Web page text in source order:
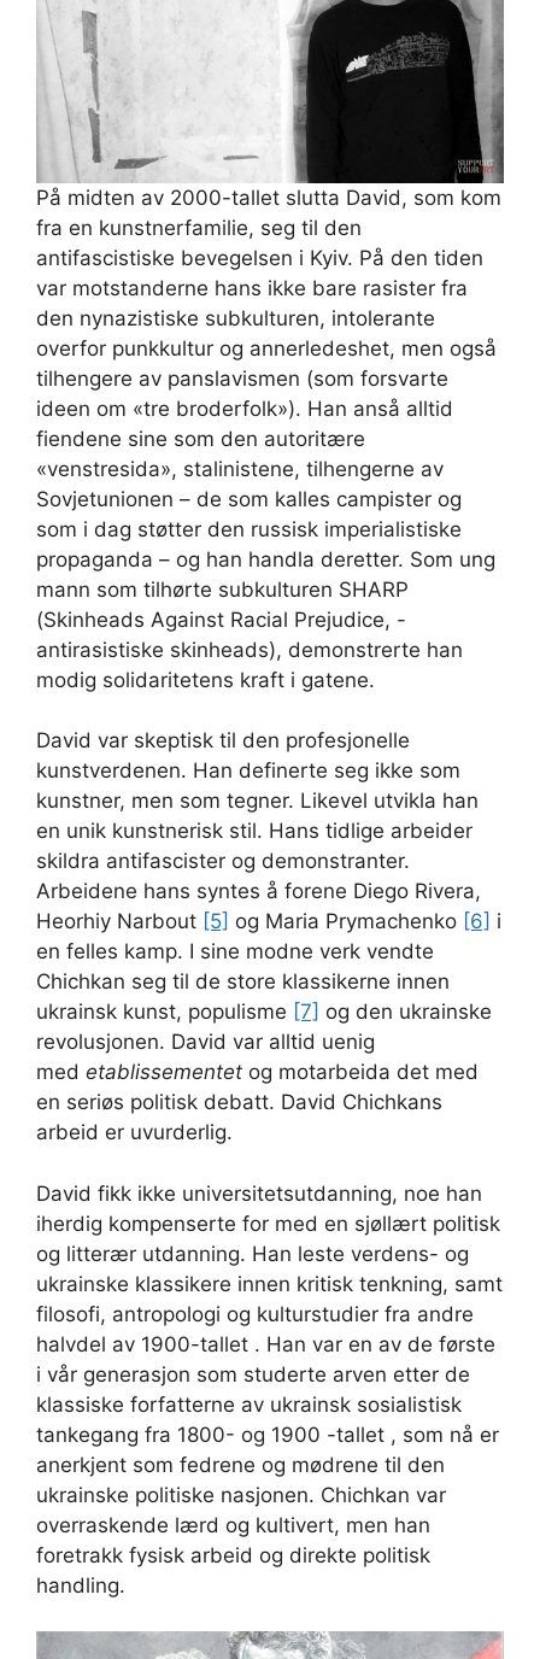
På midten av 2000-tallet slutta David, som kom
fra en kunstnerfamilie, seg til den
antifascistiske bevegelsen i Kyiv. På den tiden
var motstanderne hans ikke bare rasister fra
den nynazistiske subkulturen, intolerante
overfor punkkultur og annerledeshet, men også
tilhengere av panslavismen (som forsvarte
ideen om «tre broderfolk»). Han anså alltid
fiendene sine som den autoritære
«venstresida», stalinistene, tilhengerne av
Sovjetunionen – de som kalles campister og
som i dag støtter den russisk imperialistiske
propaganda – og han handla deretter. Som ung
mann som tilhørte subkulturen SHARP
(Skinheads Against Racial Prejudice, -
antirasistiske skinheads), demonstrerte han
modig solidaritetens kraft i gatene.
David var skeptisk til den profesjonelle
kunstverdenen. Han definerte seg ikke som
kunstner, men som tegner. Likevel utvikla han
en unik kunstnerisk stil. Hans tidlige arbeider
skildra antifascister og demonstranter.
Arbeidene hans syntes å forene Diego Rivera,
Heorhiy Narbout [5] og Maria Prymachenko [6] i
en felles kamp. I sine modne verk vendte
Chichkan seg til de store klassikerne innen
ukrainsk kunst, populisme [7] og den ukrainske
revolusjonen. David var alltid uenig
med etablissementet og motarbeida det med
en seriøs politisk debatt. David Chichkans
arbeid er uvurderlig.
David fikk ikke universitetsutdanning, noe han
iherdig kompenserte for med en sjøllært politisk
og litterær utdanning. Han leste verdens- og
ukrainske klassikere innen kritisk tenkning, samt
filosofi, antropologi og kulturstudier fra andre
halvdel av 1900-tallet . Han var en av de første
i vår generasjon som studerte arven etter de
klassiske forfatterne av ukrainsk sosialistisk
tankegang fra 1800- og 1900 -tallet , som nå er
anerkjent som fedrene og mødrene til den
ukrainske politiske nasjonen. Chichkan var
overraskende lærd og kultivert, men han
foretrakk fysisk arbeid og direkte politisk
handling.